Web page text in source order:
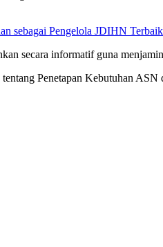
sebagai Pengelola JDIHN
secara informatif guna
Penetapan Kebutuhan